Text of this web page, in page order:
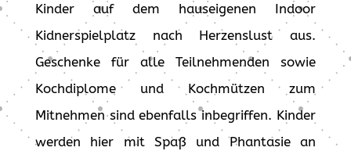
Kinder auf dem hauseigenen Indoor
Kidnerspielplatz nach Herzenslust aus.
Geschenke für alle Teilnehmenden sowie
Kochdiplome und Kochmützen zum
Mitnehmen sind ebenfalls inbegriffen. Kinder
werden hier mit Spaß und Phantasie an